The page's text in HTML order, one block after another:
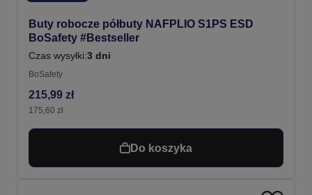
Buty robocze półbuty NAFPLIO S1PS ESD
BoSafety #Bestseller
Czas wysyłki:3 dni
BoSafety
215,99 zł
175,60 zł
Do koszyka